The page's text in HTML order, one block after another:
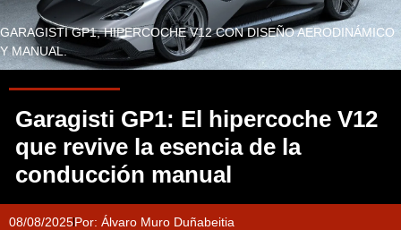
GARAGISTI GP1, HIPERCOCHE V12 CON DISEÑO AERODINÁMICO
Y MANUAL.
Garagisti GP1: El hipercoche V12
que revive la esencia de la
conducción manual
08/08/2025Por: Álvaro Muro Duñabeitia